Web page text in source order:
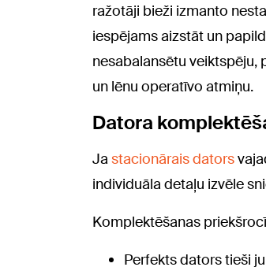
ražotāji bieži izmanto
iespējams aizstāt un
nesabalansētu veiktspēju,
un lēnu operatīvo atmiņu.
Datora
Ja stacionārais dators
individuāla detaļu izvēle
Komplektēšanas
Perfekts dators tieši